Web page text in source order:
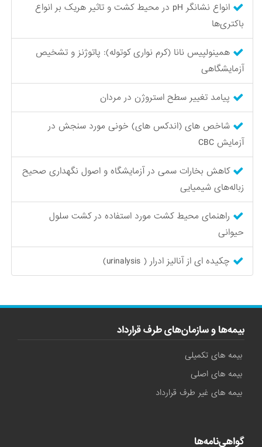
انواع نشانگر pH در محیط کشت و تاثیر هریک بر انواع
باکتری‌ها
همینولپیس نانا (کرم نواری کوتوله): پاتوژنز و تشخیص
آزمایشگاهی
پیامد تغییر سطح استروژن در مردان
شاخص های (اندکس های) خونی مورد سنجش در
آزمایش CBC
کاهش بخارات سمی در آزمایشگاه و اصول نگهداری صحیح
زباله‌های شیمیایی
راهنمای محیط‌ کشت مورد استفاده در کشت سلول
حیوانی
چکیده ای از آنالیز ادرار ( urinalysis)
بیمه‌ها و سازمان‌های طرف قرارداد
بیمه های تکمیلی
بیمه های اصلی
بیمه های غیر طرف قرارداد
گواهی‌نامه‌ها